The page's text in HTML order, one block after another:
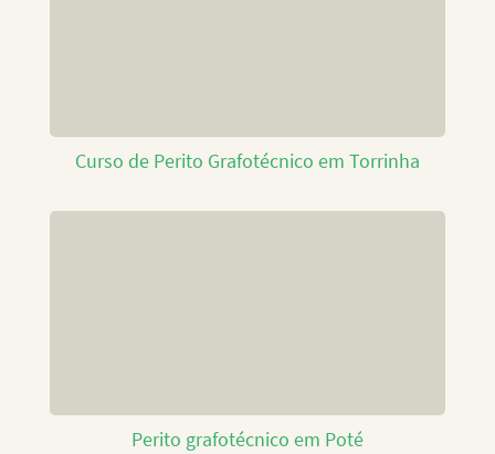
Curso de Perito Grafotécnico em Torrinha
Perito grafotécnico em Poté